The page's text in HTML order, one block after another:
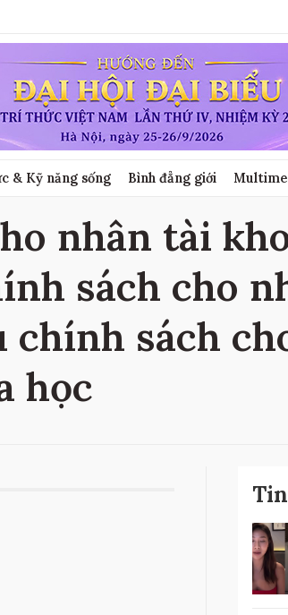
& Kỹ năng sống Bình đẳng giới
nhân tài
sách cho
sách
học